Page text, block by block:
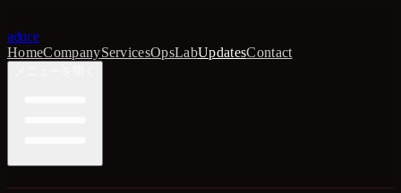
aduce
HomeCompanyServicesOpsLabUpdatesContact